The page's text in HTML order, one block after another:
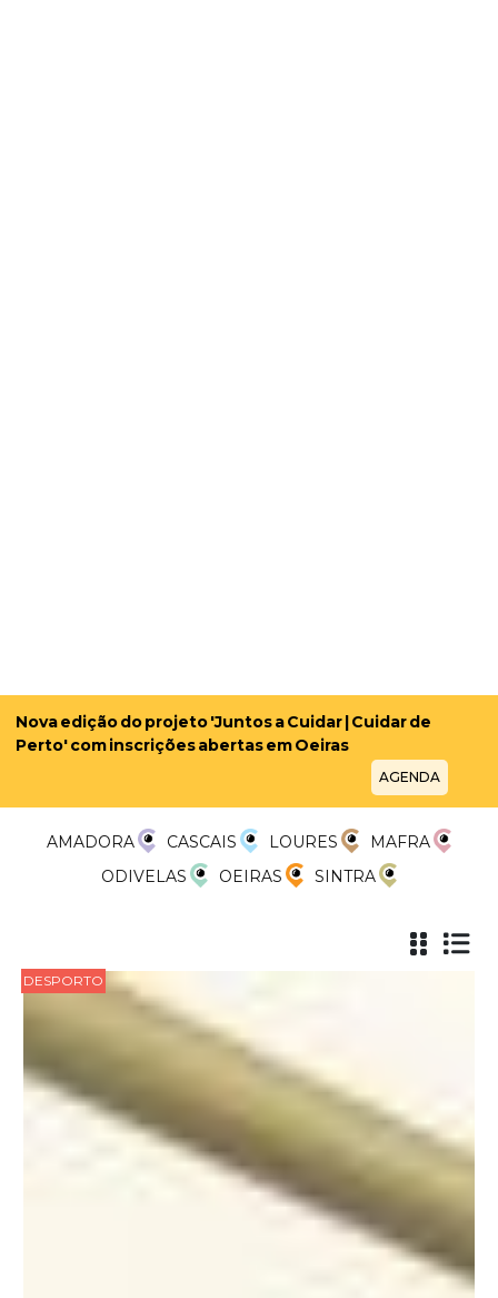
Nova edição do projeto 'Juntos a Cuidar | Cuidar de
Perto' com inscrições abertas em Oeiras
AGENDA
AMADORA CASCAIS LOURES
MAFRA
ODIVELAS
OEIRAS SINTRA
DESPORTO